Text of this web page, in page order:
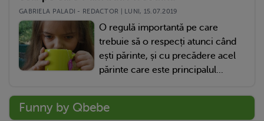
GABRIELA PALADI - REDACTOR | LUNI, 15.07.2019
O regulă importantă pe care
trebuie să o respecți atunci când
ești părinte, și cu precădere acel
părinte care este principalul...
Funny by Qbebe